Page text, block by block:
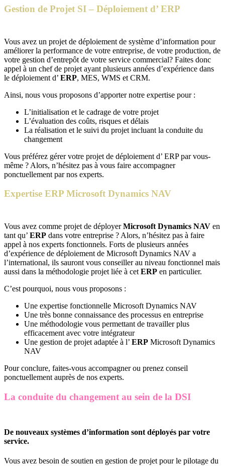
Gestion de Projet SI – Déploiement d’ ERP
Vous avez un projet de déploiement de système d’information pour
améliorer la performance de votre entreprise, de votre production, de
votre gestion d’entrepôt de votre service commercial? Faites donc
appel à un chef de projet ayant plusieurs années d’expérience dans
le déploiement d’ ERP, MES, WMS et CRM.
Ainsi, nous vous proposons d’apporter notre expertise pour :
L’initialisation et le cadrage de votre projet
L’évaluation des coûts, risques et délais
La réalisation et le suivi du projet incluant la conduite du
changement
Vous préférez gérer votre projet de déploiement d’ ERP par vous-
même ? Alors, n’hésitez pas à vous faire accompagner
ponctuellement par nos experts.
Expertise ERP Microsoft Dynamics NAV
Vous avez comme projet de déployerMicrosoft Dynamics NAV en
tant qu’ ERP dans votre entreprise ? Alors, n’hésitez pas à faire
appel à nos experts fonctionnels. Forts de plusieurs années
d’expérience de déploiement de Microsoft Dynamics NAV a
l’international, ils sauront vous conseiller au niveau fonctionnel mais
aussi dans la méthodologie projet liée à cet ERP en particulier.
C’est pourquoi, nous vous proposons :
Une expertise fonctionnelle Microsoft Dynamics NAV
Une très bonne connaissance des processus en entreprise
Une méthodologie vous permettant de travailler plus
efficacement avec votre intégrateur
Une gestion de projet adaptée à l’ ERP Microsoft Dynamics
NAV
Pour conclure, faites-vous accompagner ou prenez conseil
ponctuellement auprès de nos experts.
La conduite du changement au sein de la DSI
De nouveaux systèmes d’information sont déployés par votre
service.
Vous avez besoin de soutien en gestion de projet pour le pilotage du